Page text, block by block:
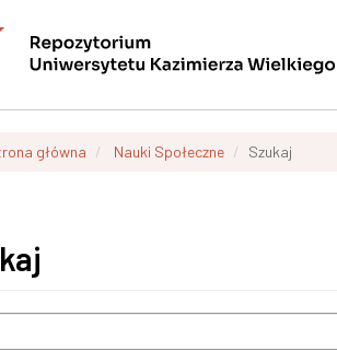
główna Nauki Społeczne Szukaj